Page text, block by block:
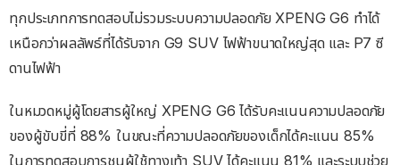
ทุกประเภทการทดสอบไม่รวมระบบความปลอดภัย XPENG G6 ทำได้
เหนือกว่าผลลัพธ์ที่ได้รับจาก G9 SUV ไฟฟ้าขนาดใหญ่สุด และ P7 ซี
ดานไฟฟ้า
ในหมวดหมู่ผู้โดยสารผู้ใหญ่ XPENG G6 ได้รับคะแนนความปลอดภัย
ของผู้ขับขี่ที่ 88% ในขณะที่ความปลอดภัยของเด็กได้คะแนน 85%
ในการทดสอบการชนผู้ใช้ทางเท้า SUV ได้คะแนน 81% และระบบช่วย